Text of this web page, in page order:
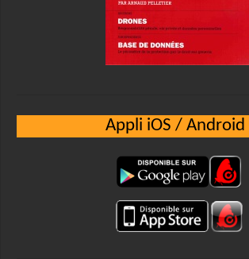
Appli iOS / Android